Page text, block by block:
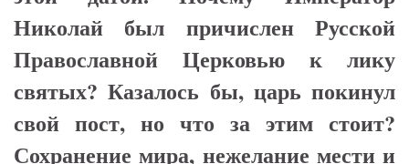
Николай был причислен Русской
Православной Церковью к лику
святых? Казалось бы, царь покинул
свой пост, но что за этим стоит?
Сохранение мира, нежелание мести и